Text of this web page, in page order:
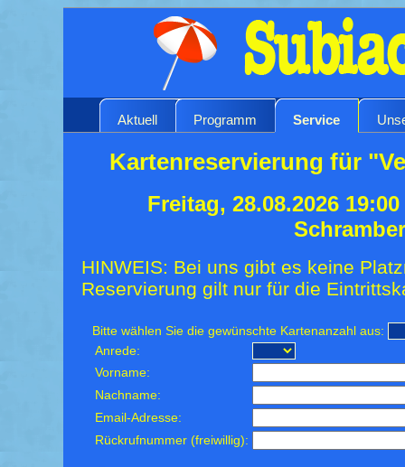
Aktuell Programm Service
Kartenreservierung für
Freitag, 28.08.2026
HINWEIS: Bei uns gibt es keine
Reservierung gilt nur für die
Bitte wählen Sie die gewünschte Kartenanzahl aus:
Anrede:
Vorname:
Nachname:
Email-Adresse:
Rückrufnummer (freiwillig):